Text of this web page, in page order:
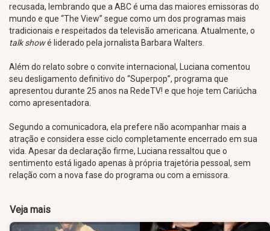
recusada, lembrando que a ABC é uma das maiores emissoras do
mundo e que “The View” segue como um dos programas mais
tradicionais e respeitados da televisão americana. Atualmente, o
talk showé liderado pela jornalista Barbara Walters.
Além do relato sobre o convite internacional, Luciana comentou
seu desligamento definitivo do “Superpop”, programa que
apresentou durante 25 anos na RedeTV! e que hoje tem Cariúcha
como apresentadora.
Segundo a comunicadora, ela prefere não acompanhar mais a
atração e considera esse ciclo completamente encerrado em sua
vida. Apesar da declaração firme, Luciana ressaltou que o
sentimento está ligado apenas à própria trajetória pessoal, sem
relação com a nova fase do programa ou com a emissora.
Veja mais